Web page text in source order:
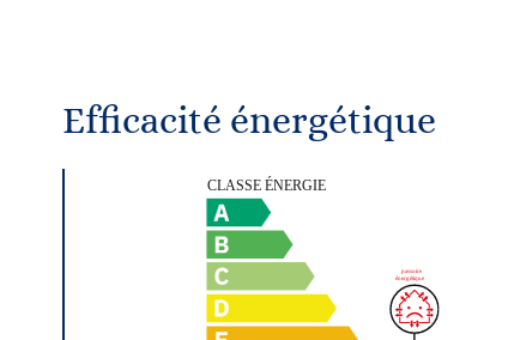
Efficacité énergétique